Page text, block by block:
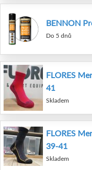
BENNON
Do 5 dnů
FLORES
41
Skladem
FLORES
39-41
Skladem